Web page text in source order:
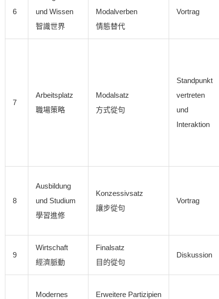
6
und Wissen
智識世界
Modalverben
情態替代
Vortrag
7
Arbeitsplatz
職場策略
Modalsatz
方式從句
Standpunkt
vertreten
und
Interaktion
8
Ausbildung
und Studium
學習進修
Konzessivsatz
讓步從句
Vortrag
9
Wirtschaft
經濟脈動
Finalsatz
目的從句
Diskussion
Modernes
Erweitere Partizipien